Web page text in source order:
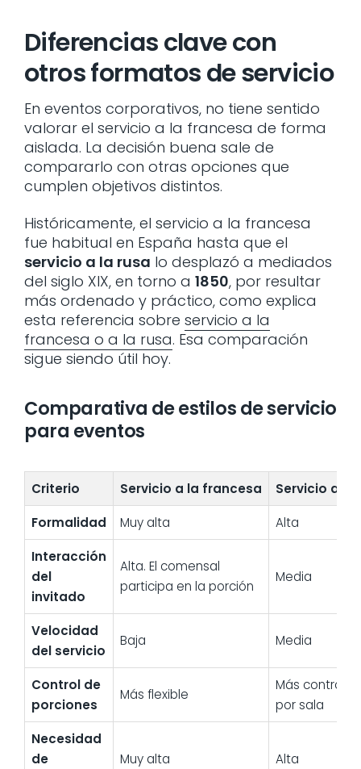
Diferencias clave con
otros formatos de servicio
En eventos corporativos, no tiene sentido
valorar el servicio a la francesa de forma
aislada. La decisión buena sale de
compararlo con otras opciones que
cumplen objetivos distintos.
Históricamente, el servicio a la francesa
fue habitual en España hasta que el
servicio a la rusa lo desplazó a mediados
del siglo XIX, en torno a 1850, por resultar
más ordenado y práctico, como explica
esta referencia sobre servicio a la
francesa o a la rusa. Esa comparación
sigue siendo útil hoy.
Comparativa de estilos de servicio
para eventos
Criterio Servicio a la francesa
Servicio a la
Formalidad
Muy alta
Alta
Interacción
del
invitado
Alta. El comensal
participa en la porción
Media
Velocidad
del servicio
Baja Media
Control de
porciones
Más flexible
Más
por sala
Necesidad
de
Muy alta Alta